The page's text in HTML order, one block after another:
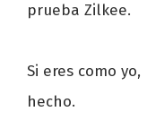
prueba Zilkee.
Si eres como
hecho.